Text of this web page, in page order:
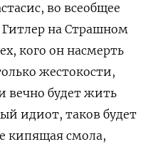
во всеобщее
Гитлер на Страшном
кого он насмерть
жестокости,
вечно будет жить
идиот, таков будет
кипящая смола,